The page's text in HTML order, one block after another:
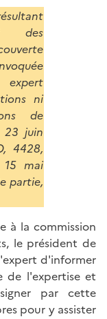
des
ni
de
23 juin
4428,
mai
partie,
à la commission
le président de
d'informer
de l'expertise et
par cette
pour y assister